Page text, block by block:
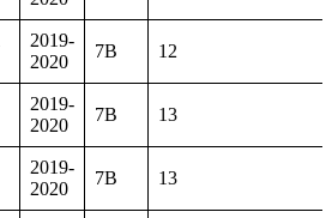
2019-
2020
7B 12
2019-
2020
7B 13
2019-
2020
7B 13